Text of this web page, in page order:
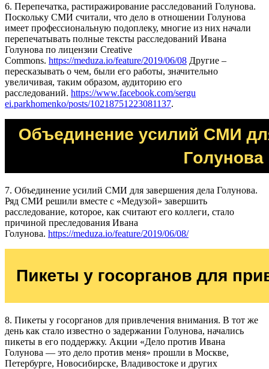
6. Перепечатка, растиражирование расследований Голунова.
Поскольку СМИ считали, что дело в отношении Голунова
имеет профессиональную подоплеку, многие из них начали
перепечатывать полные тексты расследований Ивана
Голунова по лицензии Creative
Commons. https://meduza.io/feature/2019/06/08 Другие –
пересказывать о чем, были его работы, значительно
увеличивая, таким образом, аудиторию его
расследований. https://www.facebook.com/sergu
ei.parkhomenko/posts/10218751223081137.
7. Объединение усилий СМИ для завершения дела Голунова.
Ряд СМИ решили вместе с «Медузой» завершить
расследование, которое, как считают его коллеги, стало
причиной преследования Ивана
Голунова. https://meduza.io/feature/2019/06/08/
8. Пикеты у госорганов для привлечения внимания. В тот же
день как стало известно о задержании Голунова, начались
пикеты в его поддержку. Акции «Дело против Ивана
Голунова — это дело против меня» прошли в Москве,
Петербурге, Новосибирске, Владивостоке и других